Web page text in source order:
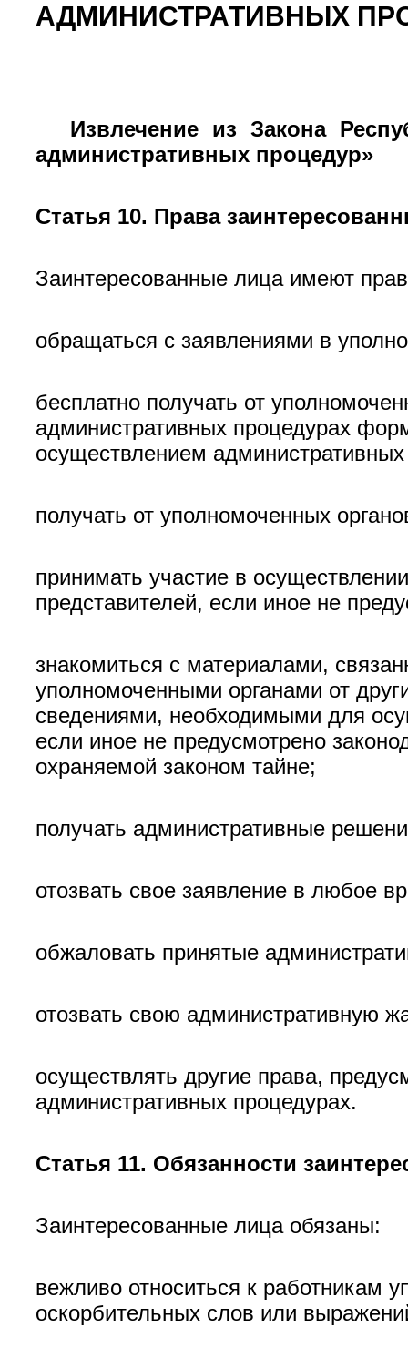
АДМИНИСТРАТИВНЫХ
Извлечение из Закона
административных процедур»
Статья 10. Права
Заинтересованные лица имеют
обращаться с заявлениями в
бесплатно получать от
административных процедурах
осуществлением
получать от уполномоченных
принимать участие в
представителей, если иное не
знакомиться с материалами,
уполномоченными органами от
сведениями, необходимыми для
если иное не предусмотрено
охраняемой законом тайне;
получать административные
отозвать свое заявление в любое
обжаловать принятые
отозвать свою административную
осуществлять другие права,
административных процедурах.
Статья 11. Обязанности
Заинтересованные лица обязаны:
вежливо относиться к работникам
оскорбительных слов или